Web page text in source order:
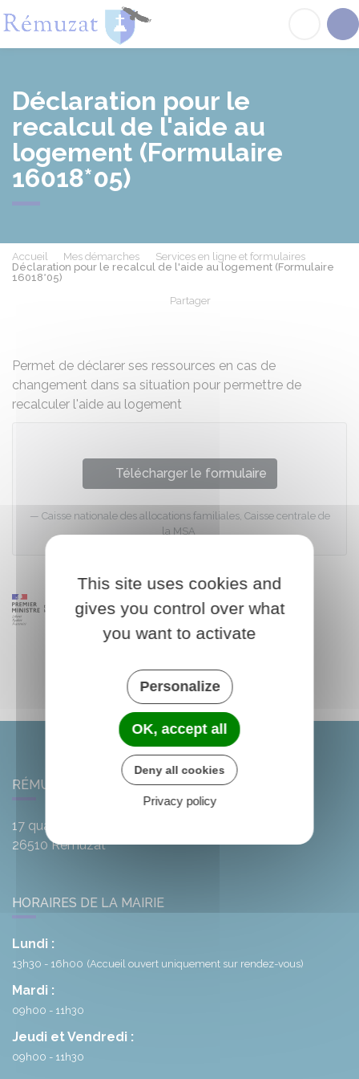
Déclaration pour le
recalcul de l'aide au
logement (Formulaire
16018*05)
Accueil Mes démarches
Services en ligne et formulaires
Déclaration pour le recalcul de l'aide au logement (Formulaire
16018*05)
Partager
Permet de déclarer ses ressources en cas de
changement dans sa situation pour permettre de
recalculer l'aide au logement
Télécharger le formulaire
Caisse nationale des allocations familiales, Caisse centrale de
la MSA
RÉMUZAT
17 quai de l'Oule
26510Rémuzat
HORAIRES DE LA MAIRIE
Lundi :
13h30 - 16h00 (Accueil ouvert uniquement sur rendez-vous)
Mardi :
09h00 - 11h30
Jeudi et Vendredi :
09h00 - 11h30
This site uses cookies and
gives you control over what
you want to activate
Personalize
OK, accept all
Deny all cookies
Privacy policy